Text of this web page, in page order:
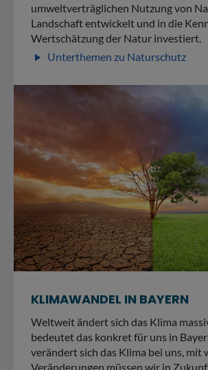
umweltverträglichen Nutzung von
Landschaft entwickelt und in die
Wertschätzung der Natur investiert.
play_arrow Unterthemen zu Naturschutz
KLIMAWANDEL IN BAYERN
Weltweit ändert sich das Klima
bedeutet das konkret für uns in
verändert sich das Klima bei uns, mit
Veränderungen müssen wir in